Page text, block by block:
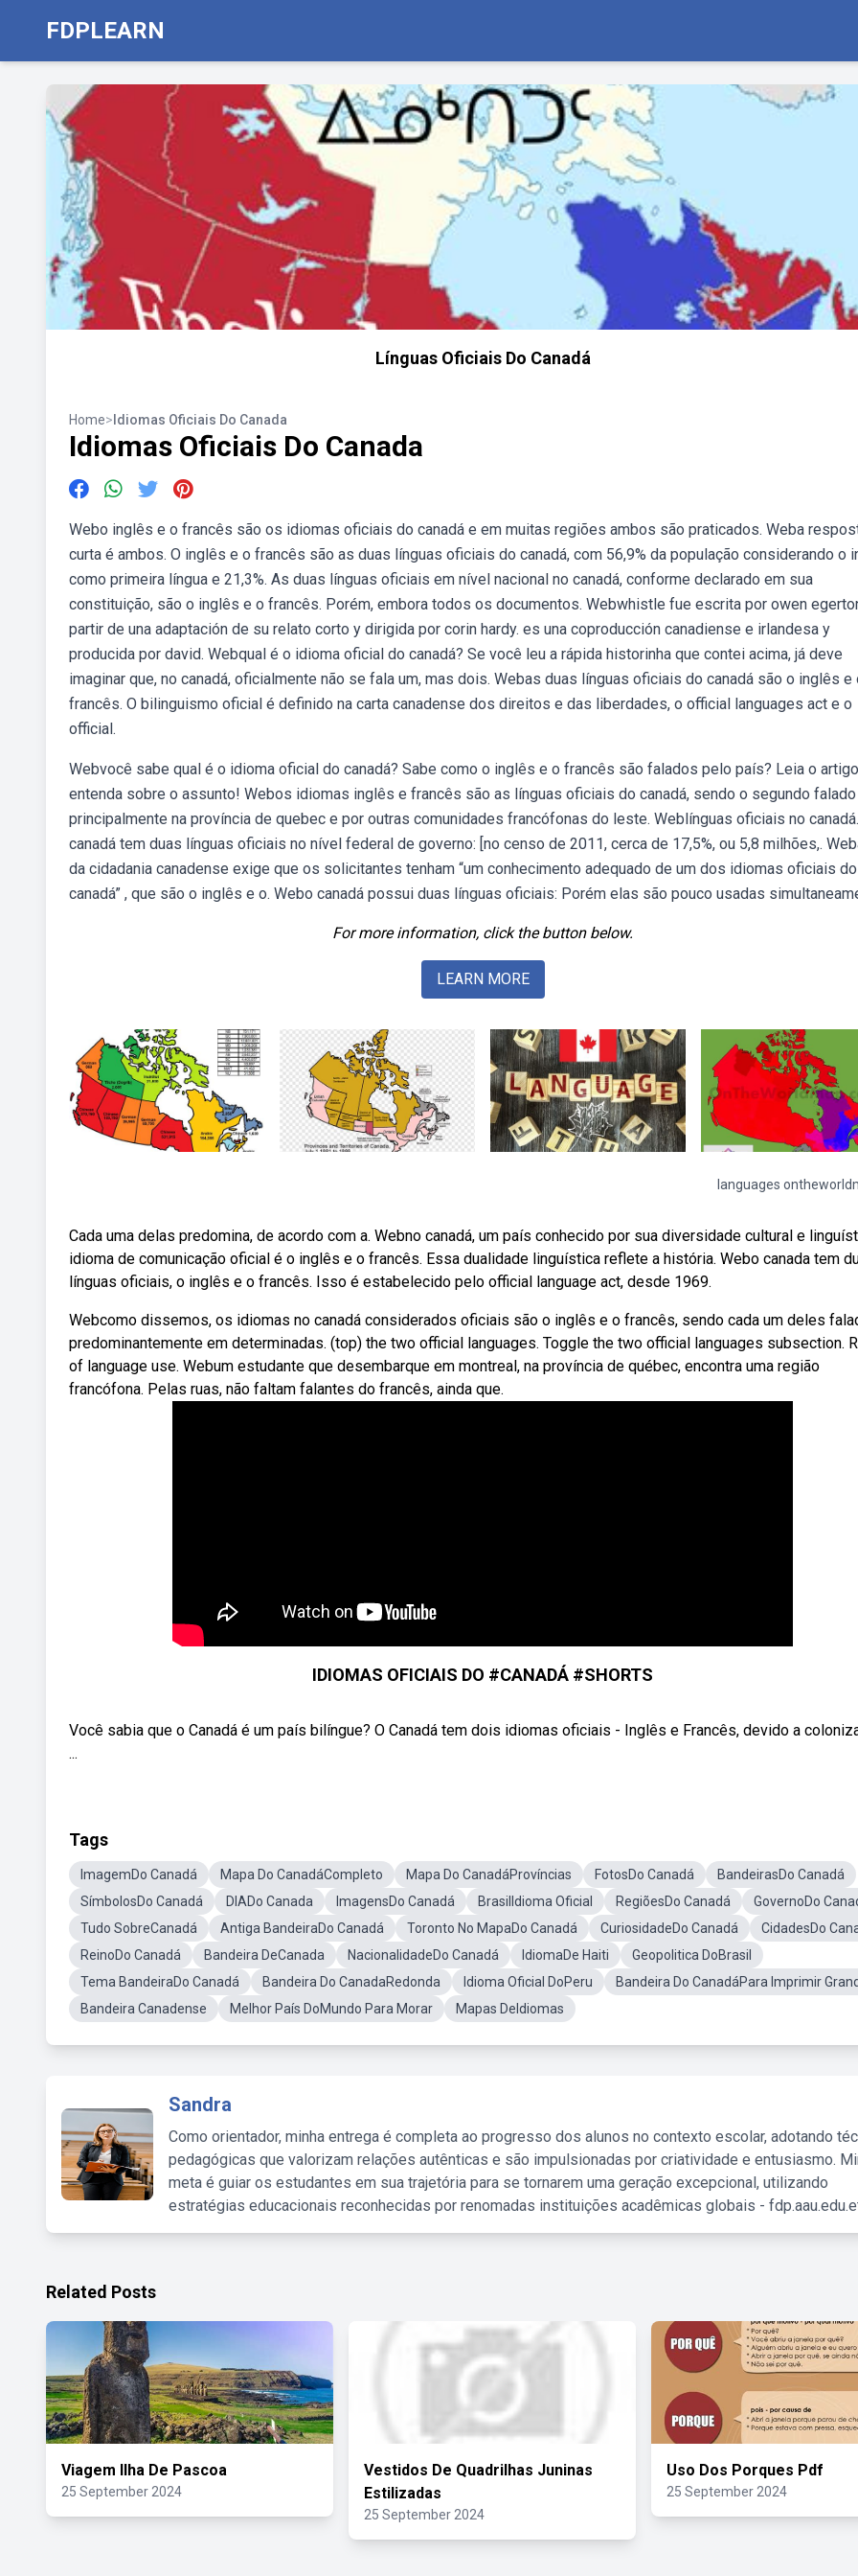
FDPLEARN
Línguas Oficiais Do Canadá
Home> Idiomas Oficiais Do Canada
Idiomas Oficiais Do Canada
Webo inglês e o francês são os idiomas oficiais do canadá e em muitas regiões ambos são praticados. Weba
curta é ambos. O inglês e o francês são as duas línguas oficiais do canadá, com 56,9% da população considerando o
como primeira língua e 21,3%. As duas línguas oficiais em nível nacional no canadá, conforme declarado em sua
constituição, são o inglês e o francês. Porém, embora todos os documentos. Webwhistle fue escrita por owen
partir de una adaptación de su relato corto y dirigida por corin hardy. es una coproducción canadiense e irlandesa y
producida por david. Webqual é o idioma oficial do canadá? Se você leu a rápida historinha que contei acima, já deve
imaginar que, no canadá, oficialmente não se fala um, mas dois. Webas duas línguas oficiais do canadá são o inglês e
francês. O bilinguismo oficial é definido na carta canadense dos direitos e das liberdades, o official languages act e o
official.
Webvocê sabe qual é o idioma oficial do canadá? Sabe como o inglês e o francês são falados pelo país? Leia o
entenda sobre o assunto! Webos idiomas inglês e francês são as línguas oficiais do canadá, sendo o segundo falado
principalmente na província de quebec e por outras comunidades francófonas do leste. Weblínguas oficiais no
canadá tem duas línguas oficiais no nível federal de governo: [no censo de 2011, cerca de 17,5%, ou 5,8 milhões,.
da cidadania canadense exige que os solicitantes tenham “um conhecimento adequado de um dos idiomas oficiais do
canadá” , que são o inglês e o. Webo canadá possui duas línguas oficiais: Porém elas são pouco usadas
For more information, click the button below.
LEARN MORE
languages
Cada uma delas predomina, de acordo com a. Webno canadá, um país conhecido por sua diversidade cultural e
idioma de comunicação oficial é o inglês e o francês. Essa dualidade linguística reflete a história. Webo canada tem
línguas oficiais, o inglês e o francês. Isso é estabelecido pelo official language act, desde 1969.
Webcomo dissemos, os idiomas no canadá considerados oficiais são o inglês e o francês, sendo cada um deles
predominantemente em determinadas. (top) the two official languages. Toggle the two official languages subsection.
of language use. Webum estudante que desembarque em montreal, na província de québec, encontra uma região
francófona. Pelas ruas, não faltam falantes do francês, ainda que.
IDIOMAS OFICIAIS DO #CANADÁ #SHORTS
Você sabia que o Canadá é um país bilíngue? O Canadá tem dois idiomas oficiais - Inglês e Francês, devido a
...
Tags
ImagemDo Canadá Mapa Do CanadáCompleto Mapa Do CanadáProvíncias FotosDo Canadá
BandeirasDo Canadá
SímbolosDo Canadá
DIADo Canada ImagensDo Canadá BrasilIdioma Oficial RegiõesDo Canadá
GovernoDo
Tudo SobreCanadá
Antiga BandeiraDo Canadá Toronto No MapaDo Canadá CuriosidadeDo Canadá
CidadesDo
ReinoDo Canadá
Bandeira DeCanada NacionalidadeDo Canadá IdiomaDe Haiti
Geopolitica DoBrasil
Tema BandeiraDo Canadá
Bandeira Do CanadaRedonda Idioma Oficial DoPeru
Bandeira Do CanadáPara Imprimir
Bandeira Canadense
Melhor País DoMundo Para Morar Mapas DeIdiomas
Sandra
Como orientador, minha entrega é completa ao progresso dos alunos no contexto escolar, adotando
pedagógicas que valorizam relações autênticas e são impulsionadas por criatividade e entusiasmo.
meta é guiar os estudantes em sua trajetória para se tornarem uma geração excepcional, utilizando
estratégias educacionais reconhecidas por renomadas instituições acadêmicas globais -
Related Posts
Viagem Ilha De Pascoa
25 September 2024
Vestidos De Quadrilhas Juninas
Estilizadas
25 September 2024
Uso Dos Porques Pdf
25 September 2024